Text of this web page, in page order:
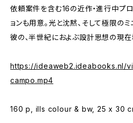
依頼案件を含む16の近作・進行中プ
ョンも用意。光と沈黙、そして極限の
彼の、半世紀におよぶ設計思想の現在
https://ideaweb2.ideabooks.nl/
campo.mp4
160 p, ills colour & bw, 25 x 30